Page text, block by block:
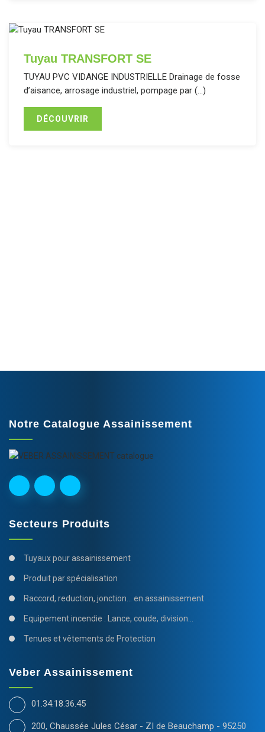
Tuyau TRANSFORT SE
TUYAU PVC VIDANGE INDUSTRIELLE Drainage de fosse
d’aisance, arrosage industriel, pompage par (…)
DÉCOUVRIR
Notre Catalogue Assainissement
Secteurs Produits
Tuyaux pour assainissement
Produit par spécialisation
Raccord, reduction, jonction... en assainissement
Equipement incendie : Lance, coude, division...
Tenues et vêtements de Protection
Veber Assainissement
01.34.18.36.45
200, Chaussée Jules César - ZI de Beauchamp - 95250